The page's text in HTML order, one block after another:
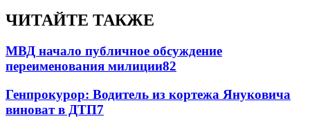
ЧИТАЙТЕ ТАКЖЕ
МВД начало публичное обсуждение
переименования милиции82
Генпрокурор: Водитель из кортежа Януковича
виноват в ДТП7